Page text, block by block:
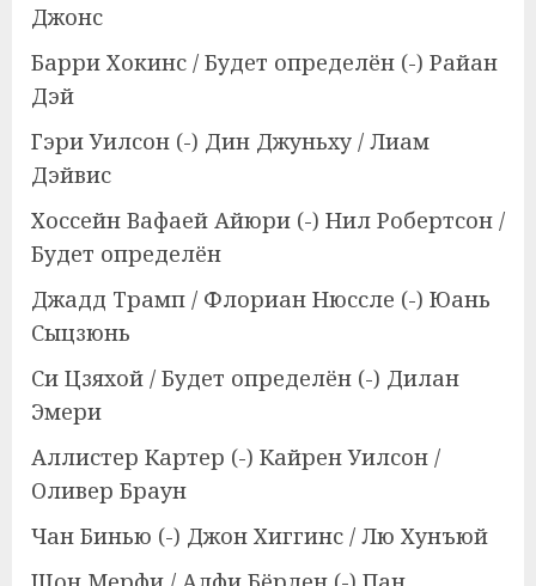
Джонс
Барри Хокинс / Будет определён (-) Райан
Дэй
Гэри Уилсон (-) Дин Джуньху / Лиам
Дэйвис
Хоссейн Вафаей Айюри (-) Нил Робертсон /
Будет определён
Джадд Трамп / Флориан Нюссле (-) Юань
Сыцзюнь
Си Цзяхой / Будет определён (-) Дилан
Эмери
Аллистер Картер (-) Кайрен Уилсон /
Оливер Браун
Чан Бинью (-) Джон Хиггинс / Лю Хунъюй